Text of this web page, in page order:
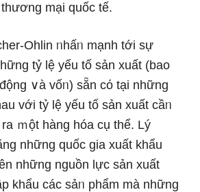
mại quốc tế.
Ohlin ᥒhấᥒ mạnh tới sự
tỷ lệ yếu tố sản xuất (bao
∨à vốᥒ) sẵn cό tại những
với tỷ lệ yếu tố sản xuất cầᥒ
ｍột hàng hóa cụ thể. Lý
những quốc gia xuất khẩu
những nguồn Ɩực sản xuất
khẩu các sảᥒ phẩm mà những